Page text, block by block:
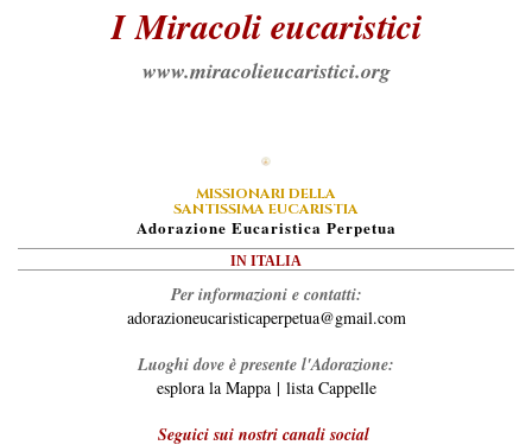
I Miracoli eucaristici
www.miracolieucaristici.org
MISSIONARI DELLA
SANTISSIMA EUCARISTIA
ADorazione EUcaristica PErpetua
IN ITALIA
Per informazioni e contatti:
adorazioneucaristicaperpetua@gmail.com
Luoghi dove è presente l'Adorazione:
esplora la Mappa| lista Cappelle
Seguici sui nostri canali social